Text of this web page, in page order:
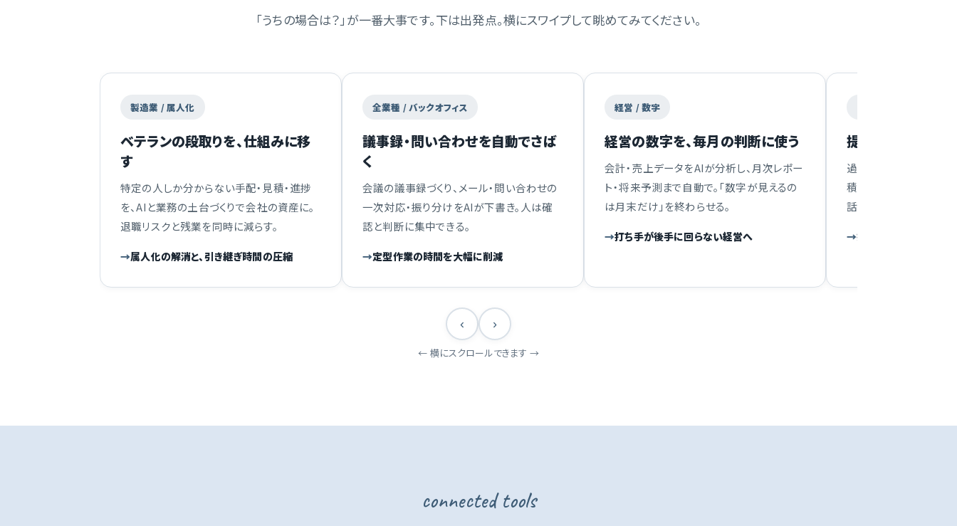
「うちの場合は？」が一番大事です。下は出発点。横にスワイプして眺めてみてください。
製造業 / 属人化
ベテランの段取りを、仕組みに移
す
特定の人しか分からない手配・見積・進捗
を、AIと業務の土台づくりで会社の資産に。
退職リスクと残業を同時に減らす。
属人化の解消と、引き継ぎ時間の圧縮
全業種 / バックオフィス
議事録・問い合わせを自動でさば
く
会議の議事録づくり、メール・問い合わせの
一次対応・振り分けをAIが下書き。人は確
認と判断に集中できる。
定型作業の時間を大幅に削減
経営 / 数字
経営の数字を、毎月の判断に使う
会計・売上データをAIが分析し、月次レポー
ト・将来予測まで自動で。「数字が見えるの
は月末だけ」を終わらせる。
打ち手が後手に回らない経営へ
提案書・見積の下
過去案件や商品情報を
積のたたき台をAIが作
話す時間」に集中できる
提案づくりのリードタ
‹ ›
← 横にスクロールできます →
connected tools